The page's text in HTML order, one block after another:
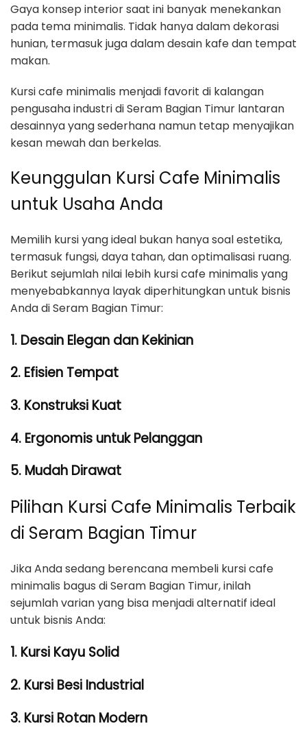
Gaya konsep interior saat ini banyak menekankan
pada tema minimalis. Tidak hanya dalam dekorasi
hunian, termasuk juga dalam desain kafe dan tempat
makan.
Kursi cafe minimalis menjadi favorit di kalangan
pengusaha industri di Seram Bagian Timur lantaran
desainnya yang sederhana namun tetap menyajikan
kesan mewah dan berkelas.
Keunggulan Kursi Cafe Minimalis
untuk Usaha Anda
Memilih kursi yang ideal bukan hanya soal estetika,
termasuk fungsi, daya tahan, dan optimalisasi ruang.
Berikut sejumlah nilai lebih kursi cafe minimalis yang
menyebabkannya layak diperhitungkan untuk bisnis
Anda di Seram Bagian Timur:
1. Desain Elegan dan Kekinian
2. Efisien Tempat
3. Konstruksi Kuat
4. Ergonomis untuk Pelanggan
5. Mudah Dirawat
Pilihan Kursi Cafe Minimalis Terbaik
di Seram Bagian Timur
Jika Anda sedang berencana membeli kursi cafe
minimalis bagus di Seram Bagian Timur, inilah
sejumlah varian yang bisa menjadi alternatif ideal
untuk bisnis Anda:
1. Kursi Kayu Solid
2. Kursi Besi Industrial
3. Kursi Rotan Modern